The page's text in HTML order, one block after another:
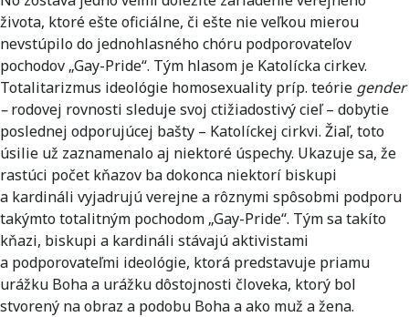
života, ktoré ešte oficiálne, či ešte nie veľkou mierou
nevstúpilo do jednohlasného chóru podporovateľov
pochodov „Gay-Pride“. Tým hlasom je Katolícka cirkev.
Totalitarizmus ideológie homosexuality príp. teórie gender
–rodovej rovnosti sleduje svoj ctižiadostivý cieľ – dobytie
poslednej odporujúcej bašty – Katolíckej cirkvi. Žiaľ, toto
úsilie už zaznamenalo aj niektoré úspechy. Ukazuje sa, že
rastúci počet kňazov ba dokonca niektorí biskupi
a kardináli vyjadrujú verejne a rôznymi spôsobmi podporu
takýmto totalitným pochodom „Gay-Pride“. Tým sa takíto
kňazi, biskupi a kardináli stávajú aktivistami
a podporovateľmi ideológie, ktorá predstavuje priamu
urážku Boha a urážku dôstojnosti človeka, ktorý bol
stvorený na obraz a podobu Boha a ako muž a žena.